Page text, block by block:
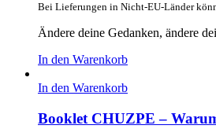
Bei Lieferungen in Nicht-EU-Länder
Ändere deine Gedanken, ändere
In den Warenkorb
In den Warenkorb
Booklet CHUZPE –